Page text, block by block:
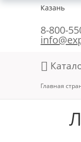
Казань
8-800-
Главная